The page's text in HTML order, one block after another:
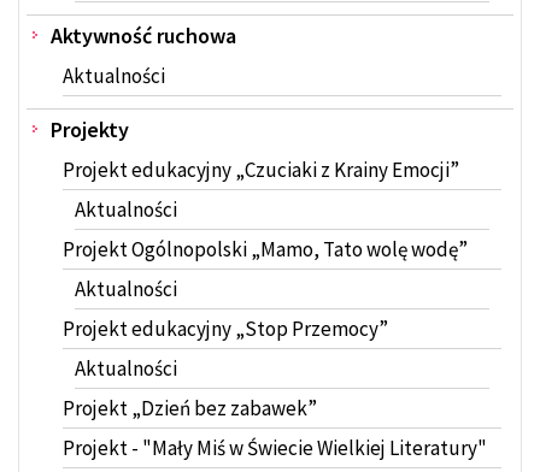
Aktywność ruchowa
Aktualności
Projekty
Projekt edukacyjny „Czuciaki z Krainy Emocji”
Aktualności
Projekt Ogólnopolski „Mamo, Tato wolę wodę”
Aktualności
Projekt edukacyjny „Stop Przemocy”
Aktualności
Projekt „Dzień bez zabawek”
Projekt - "Mały Miś w Świecie Wielkiej Literatury"